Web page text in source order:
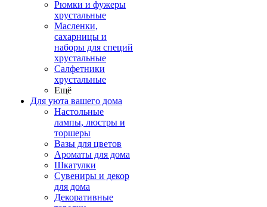
Рюмки и фужеры
хрустальные
Масленки,
сахарницы и
наборы для специй
хрустальные
Салфетники
хрустальные
Ещё
Для уюта вашего дома
Настольные
лампы, люстры и
торшеры
Вазы для цветов
Ароматы для дома
Шкатулки
Сувениры и декор
для дома
Декоративные